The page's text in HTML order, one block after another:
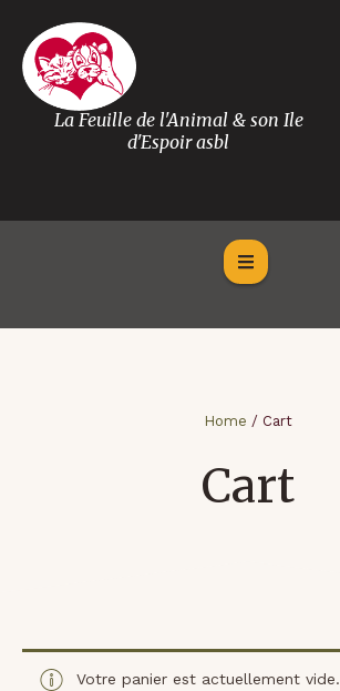
La Feuille de l'Animal & son Ile
d'Espoir asbl
Home / Cart
Cart
Votre panier est actuellement vide.